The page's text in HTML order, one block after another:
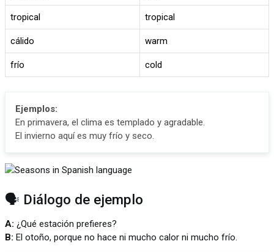
tropical tropical
cálido warm
frío cold
Ejemplos:
En primavera, el clima es templado y agradable.
El invierno aquí es muy frío y seco.
🗣️ Diálogo de ejemplo
A: ¿Qué estación prefieres?
B: El otoño, porque no hace ni mucho calor ni mucho frío.